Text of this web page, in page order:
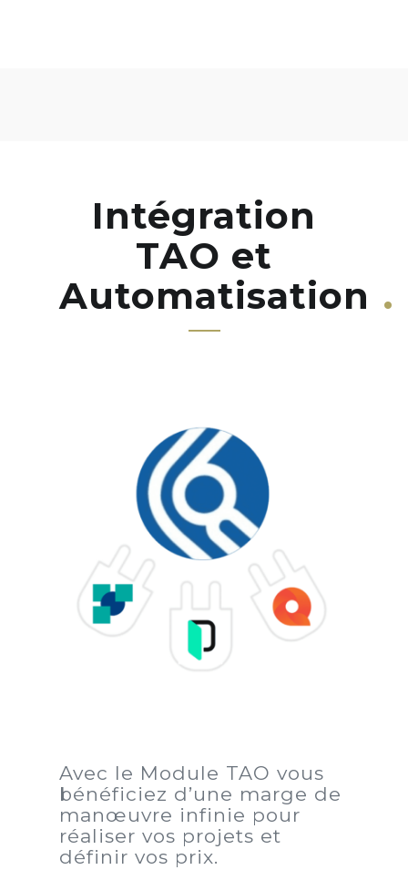
Intégration
TAO et
Automatisation
Avec le Module TAO vous
bénéficiez d’une marge de
manœuvre infinie pour
réaliser vos projets et
définir vos prix.